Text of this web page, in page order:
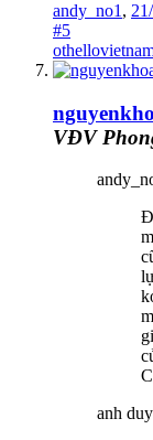
andy_no1 ,
#5
VĐV
anh